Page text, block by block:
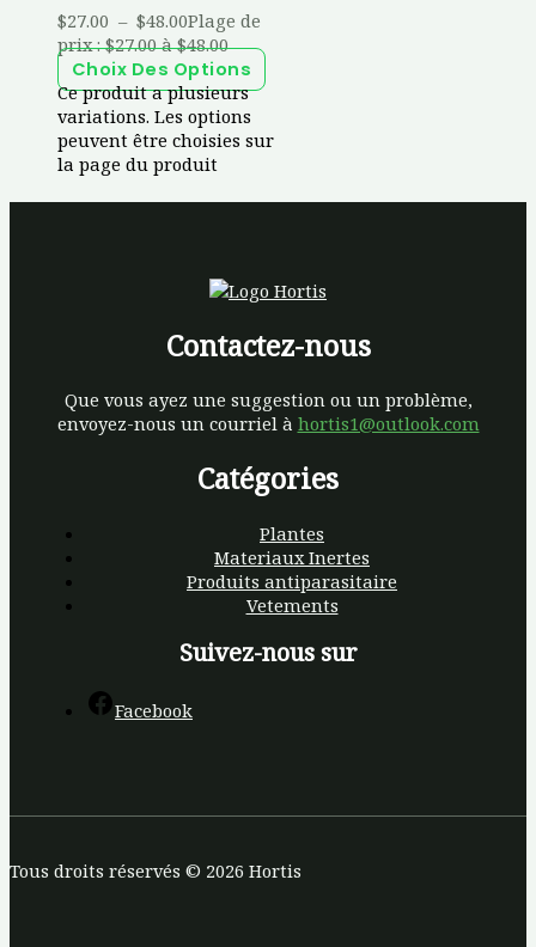
$27.00 – $48.00Plage de
prix : $27.00 à $48.00
Choix Des Options
Ce produit a plusieurs
variations. Les options
peuvent être choisies sur
la page du produit
Contactez-nous
Que vous ayez une suggestion ou un problème,
envoyez-nous un courriel à hortis1@outlook.com
Catégories
Plantes
Materiaux Inertes
Produits antiparasitaire
Vetements
Suivez-nous sur
Facebook
Tous droits réservés © 2026 Hortis